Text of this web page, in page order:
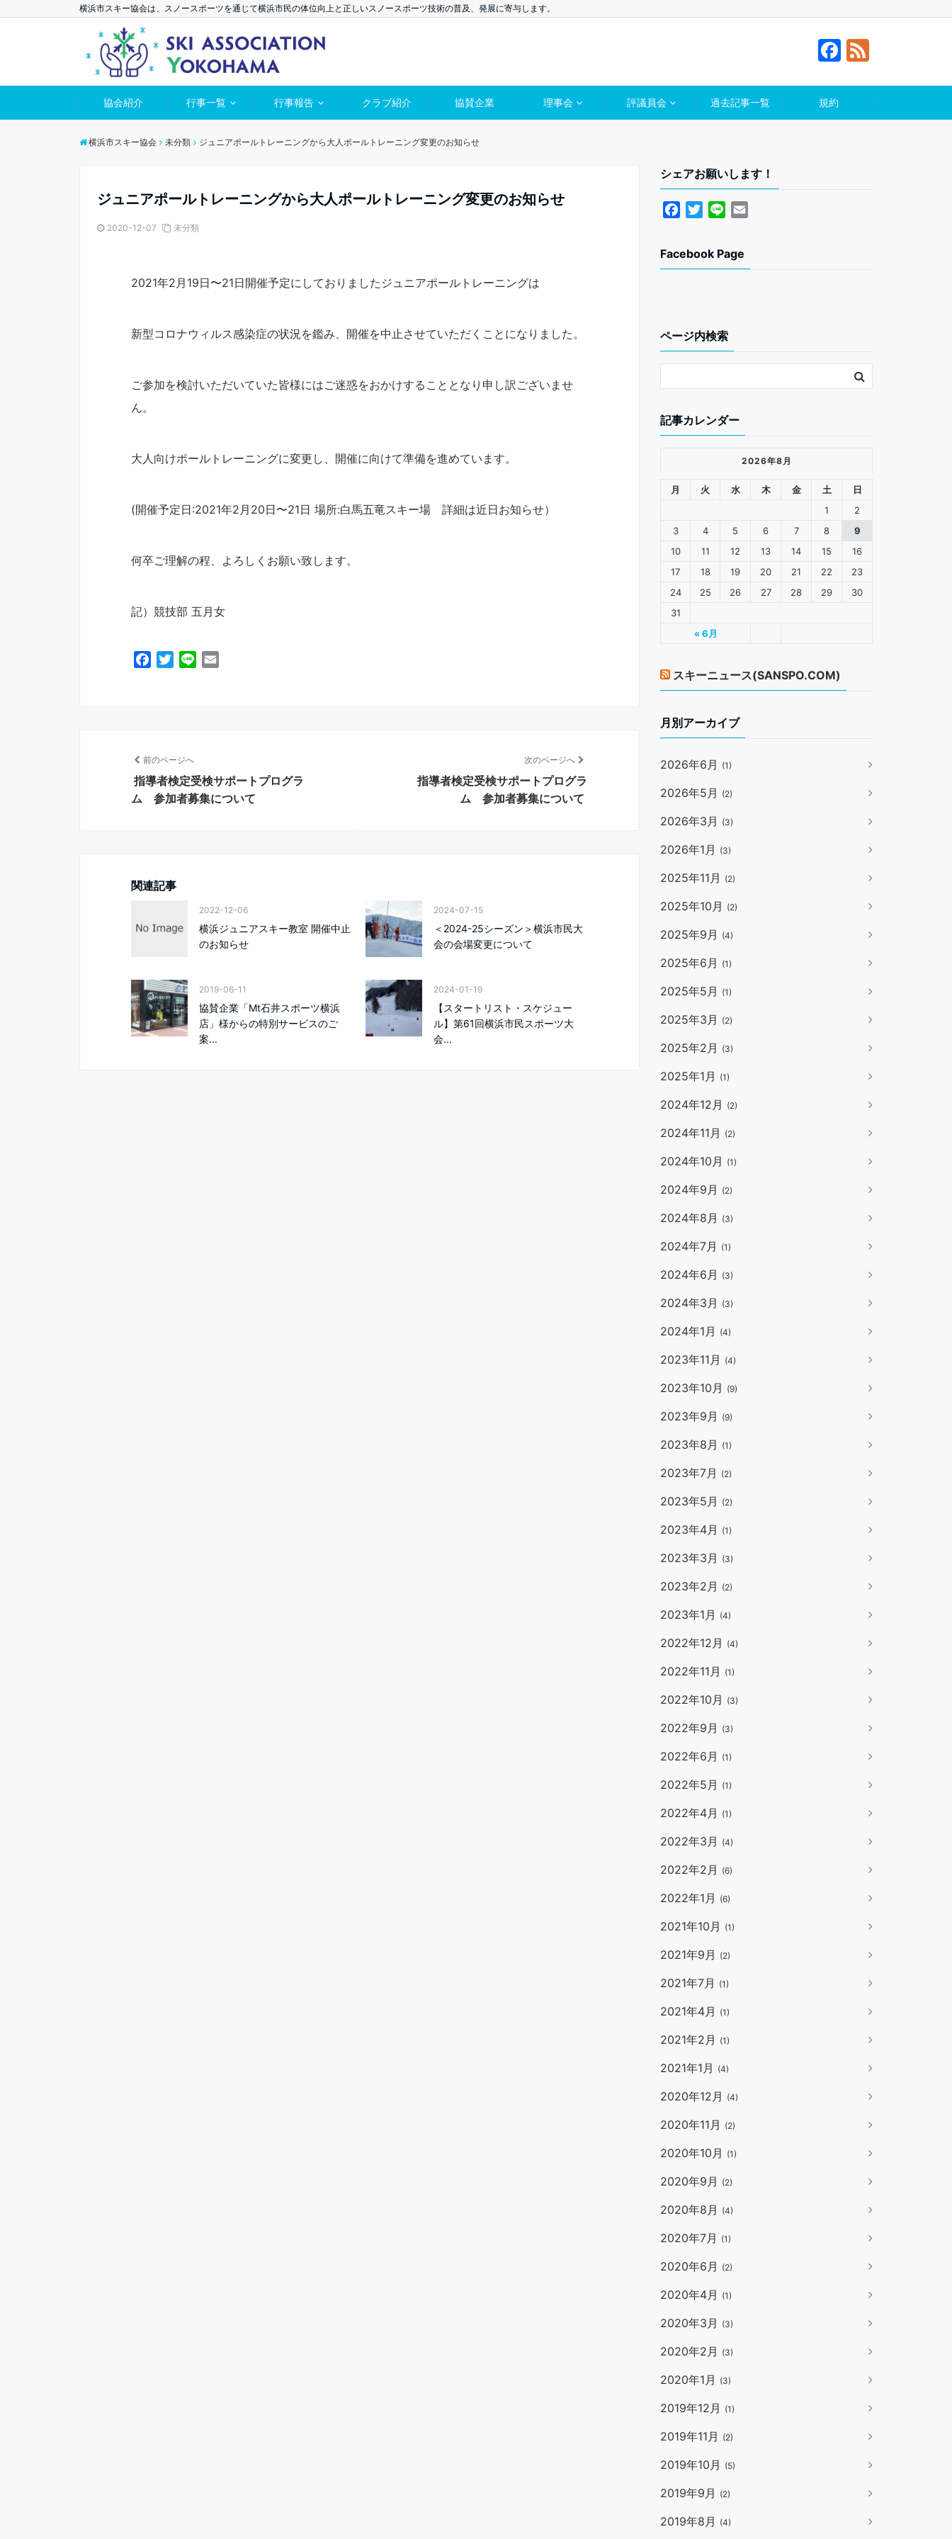
横浜市スキー協会は、スノースポーツを通じて横浜市民の体位向上と正しいスノースポーツ技術の普及、発展に寄与します。
F
c
e
F
e
d
協会紹介 行事一覧 行事報告 クラブ紹介 協賛企業 理事会 評議員会 過去記事一覧 規約
横浜市スキー協会 未分類 ジュニアポールトレーニングから大人ポールトレーニング変更のお知らせ
ジュニアポールトレーニングから大人ポールトレーニング変更のお知らせ
2020-12-07 未分類
2021年2月19日〜21日開催予定にしておりましたジュニアポールトレーニングは
新型コロナウィルス感染症の状況を鑑み、開催を中止させていただくことになりました。
ご参加を検討いただいていた皆様にはご迷惑をおかけすることとなり申し訳ございませ
ん。
大人向けポールトレーニングに変更し、開催に向けて準備を進めています。
(開催予定日:2021年2月20日〜21日 場所:白馬五竜スキー場 詳細は近日お知らせ）
何卒ご理解の程、よろしくお願い致します。
記）競技部 五月女
o
k
r
前のページへ
指導者検定受検サポートプログラ
ム 参加者募集について
次のページへ
指導者検定受検サポートプログラ
ム 参加者募集について
関連記事
2022-12-06
横浜ジュニアスキー教室 開催中止
のお知らせ
2024-07-15
＜2024-25シーズン＞横浜市民大
会の会場変更について
2019-06-11
協賛企業「Mt石井スポーツ横浜
店」様からの特別サービスのご
案...
2024-01-19
【スタートリスト・スケジュー
ル】第61回横浜市民スポーツ大
会...
シェアお願いします！
e
k
t
e
Facebook Page
ページ内検索
記事カレンダー
2026年8月
月 火 水 木 金 土 日
« 6月
1
2
3
4 5 6 7 8
9
10
11 12 13 14 15
16
17
18 19 20 21 22
23
24
25 26 27 28 29
30
31
スキーニュース(SANSPO.COM)
月別アーカイブ
2026年6月 (1)
2026年5月 (2)
2026年3月 (3)
2026年1月 (3)
2025年11月 (2)
2025年10月 (2)
2025年9月 (4)
2025年6月 (1)
2025年5月 (1)
2025年3月 (2)
2025年2月 (3)
2025年1月 (1)
2024年12月 (2)
2024年11月 (2)
2024年10月 (1)
2024年9月 (2)
2024年8月 (3)
2024年7月 (1)
2024年6月 (3)
2024年3月 (3)
2024年1月 (4)
2023年11月 (4)
2023年10月 (9)
2023年9月 (9)
2023年8月 (1)
2023年7月 (2)
2023年5月 (2)
2023年4月 (1)
2023年3月 (3)
2023年2月 (2)
2023年1月 (4)
2022年12月 (4)
2022年11月 (1)
2022年10月 (3)
2022年9月 (3)
2022年6月 (1)
2022年5月 (1)
2022年4月 (1)
2022年3月 (4)
2022年2月 (6)
2022年1月 (6)
2021年10月 (1)
2021年9月 (2)
2021年7月 (1)
2021年4月 (1)
2021年2月 (1)
2021年1月 (4)
2020年12月 (4)
2020年11月 (2)
2020年10月 (1)
2020年9月 (2)
2020年8月 (4)
2020年7月 (1)
2020年6月 (2)
2020年4月 (1)
2020年3月 (3)
2020年2月 (3)
2020年1月 (3)
2019年12月 (1)
2019年11月 (2)
2019年10月 (5)
2019年9月 (2)
2019年8月 (4)